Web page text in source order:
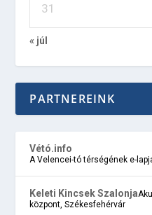
31
« júl
PARTNEREINK
Vétó.info
A Velencei-tó térségének e-
Keleti Kincsek Szalonja
központ, Székesfehérvár